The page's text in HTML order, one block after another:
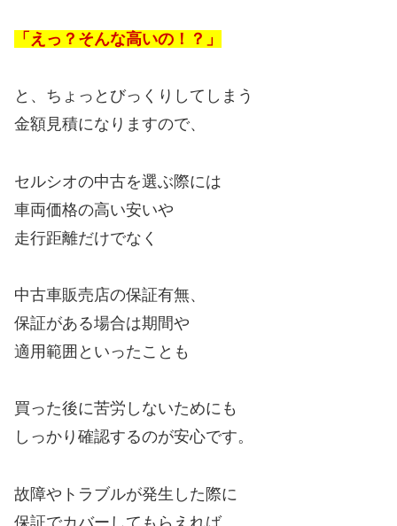
「えっ？そんな高いの！？」
と、ちょっとびっくりしてしまう
金額見積になりますので、
セルシオの中古を選ぶ際には
車両価格の高い安いや
走行距離だけでなく
中古車販売店の保証有無、
保証がある場合は期間や
適用範囲といったことも
買った後に苦労しないためにも
しっかり確認するのが安心です。
故障やトラブルが発生した際に
保証でカバーしてもらえれば